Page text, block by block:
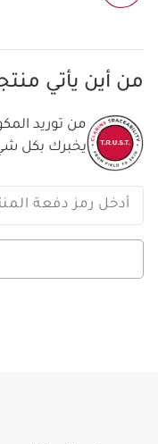
من أين يأتي
من توريد
يخبرك بكل
أدخل رمز دفعة